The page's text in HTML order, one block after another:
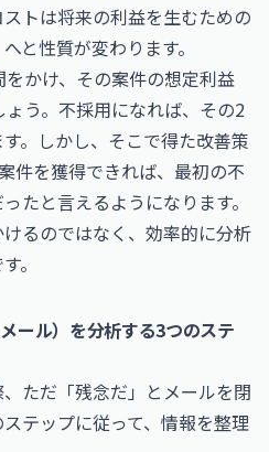
トは将来の利益を生むための
と性質が変わります。
かけ、その案件の想定利益
う。不採用になれば、その2
。しかし、そこで得た改善策
件を獲得できれば、最初の不
たと言えるようになります。
るのではなく、効率的に分析
。
ール）を分析する3つのステ
ただ「残念だ」とメールを閉
テップに従って、情報を整理